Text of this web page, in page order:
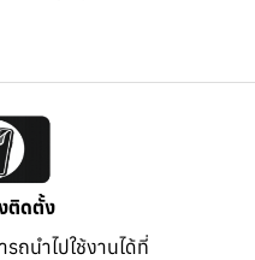
ติดตั้ง
ถนำไปใช้งานได้ที่